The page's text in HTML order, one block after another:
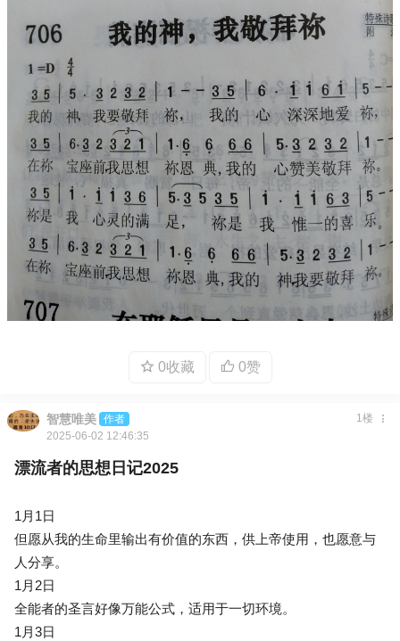
0收藏 0赞
智慧唯美 作者
2025-06-02 12:46:35
1楼
漂流者的思想日记2025
1月1日
但愿从我的生命里输出有价值的东西，供上帝使用，也愿意与
人分享。
1月2日
全能者的圣言好像万能公式，适用于一切环境。
1月3日